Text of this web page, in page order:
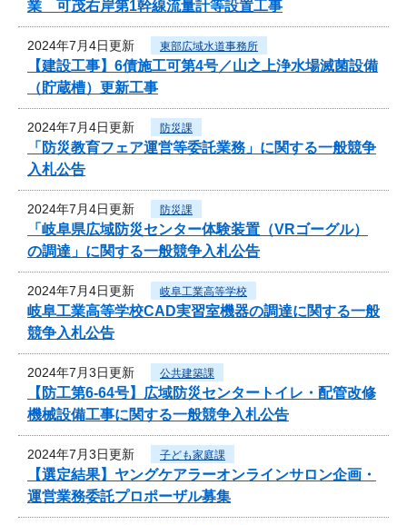
業 可茂右岸第1幹線流量計等設置工事
2024年7月4日更新 東部広域水道事務所
【建設工事】6債施工可第4号／山之上浄水場滅菌設備
（貯蔵槽）更新工事
2024年7月4日更新 防災課
「防災教育フェア運営等委託業務」に関する一般競争
入札公告
2024年7月4日更新 防災課
「岐阜県広域防災センター体験装置（VRゴーグル）
の調達」に関する一般競争入札公告
2024年7月4日更新 岐阜工業高等学校
岐阜工業高等学校CAD実習室機器の調達に関する一般
競争入札公告
2024年7月3日更新 公共建築課
【防工第6-64号】広域防災センタートイレ・配管改修
機械設備工事に関する一般競争入札公告
2024年7月3日更新 子ども家庭課
【選定結果】ヤングケアラーオンラインサロン企画・
運営業務委託プロポーザル募集